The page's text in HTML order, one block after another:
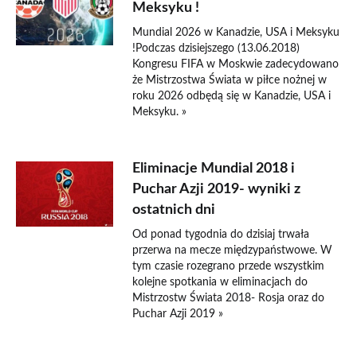
Meksyku !
Mundial 2026 w Kanadzie, USA i Meksyku
!Podczas dzisiejszego (13.06.2018)
Kongresu FIFA w Moskwie zadecydowano
że Mistrzostwa Świata w piłce nożnej w
roku 2026 odbędą się w Kanadzie, USA i
Meksyku. »
Eliminacje Mundial 2018 i
Puchar Azji 2019- wyniki z
ostatnich dni
Od ponad tygodnia do dzisiaj trwała
przerwa na mecze międzypaństwowe. W
tym czasie rozegrano przede wszystkim
kolejne spotkania w eliminacjach do
Mistrzostw Świata 2018- Rosja oraz do
Puchar Azji 2019 »